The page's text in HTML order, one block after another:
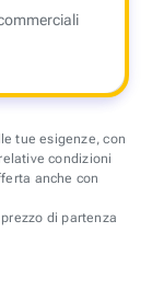
tue esigenze, con
condizioni
anche con
di partenza